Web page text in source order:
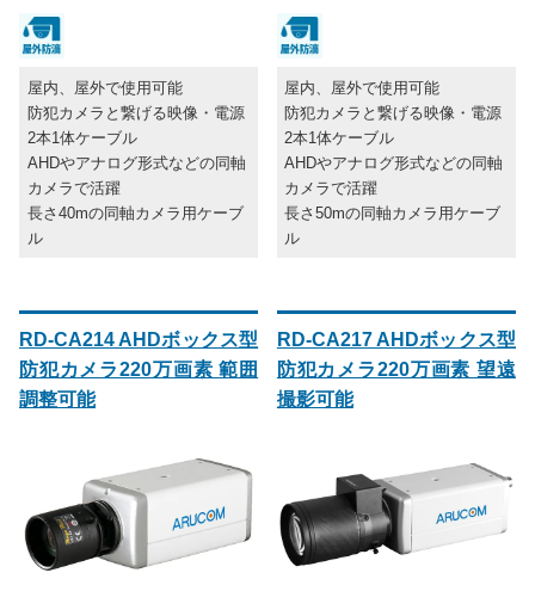
屋内、屋外で使用可能
防犯カメラと繋げる映像・電源
2本1体ケーブル
AHDやアナログ形式などの同軸
カメラで活躍
長さ40mの同軸カメラ用ケーブ
ル
屋内、屋外で使用可能
防犯カメラと繋げる映像・電源
2本1体ケーブル
AHDやアナログ形式などの同軸
カメラで活躍
長さ50mの同軸カメラ用ケーブ
ル
RD-CA214 AHDボックス型
防犯カメラ220万画素 範囲
調整可能
RD-CA217 AHDボックス型
防犯カメラ220万画素 望遠
撮影可能